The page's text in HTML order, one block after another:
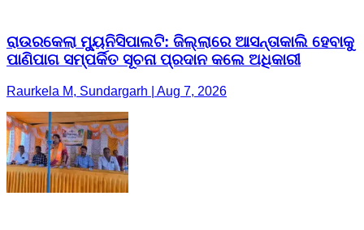
ରାଉରକେଲା ମ୍ୟୁନିସିପାଲଟି: ଜିଲ୍ଲାରେ ଆସନ୍ତାକାଲି ହେବାକୁ
ପାଣିପାଗ ସମ୍ପର୍କିତ ସୂଚନା ପ୍ରଦାନ କଲେ ଅଧିକାରୀ
Raurkela M, Sundargarh | Aug 7, 2026